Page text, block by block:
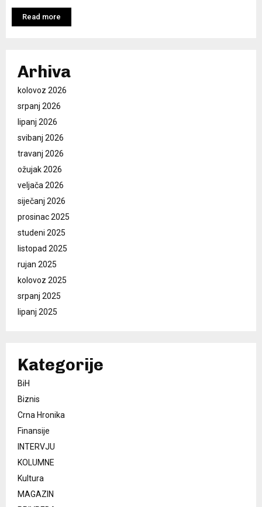
Read more
Arhiva
kolovoz 2026
srpanj 2026
lipanj 2026
svibanj 2026
travanj 2026
ožujak 2026
veljača 2026
siječanj 2026
prosinac 2025
studeni 2025
listopad 2025
rujan 2025
kolovoz 2025
srpanj 2025
lipanj 2025
Kategorije
BiH
Biznis
Crna Hronika
Finansije
INTERVJU
KOLUMNE
Kultura
MAGAZIN